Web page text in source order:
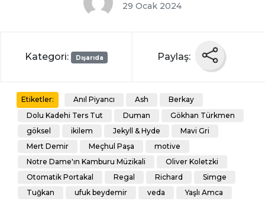
29 Ocak 2024
Kategori: Dışarıda Paylaş:
Etiketler: Anıl Piyancı Ash
Berkay
Dolu Kadehi Ters Tut
Duman
Gökhan Türkmen
göksel
ikilem Jekyll & Hyde
Mavi Gri
Mert Demir
Meçhul Paşa
motive
Notre Dame'ın Kamburu Müzikali
Oliver Koletzki
Otomatik Portakal
Regal Richard
Simge
Tuğkan
ufuk beydemir veda
Yaşlı Amca